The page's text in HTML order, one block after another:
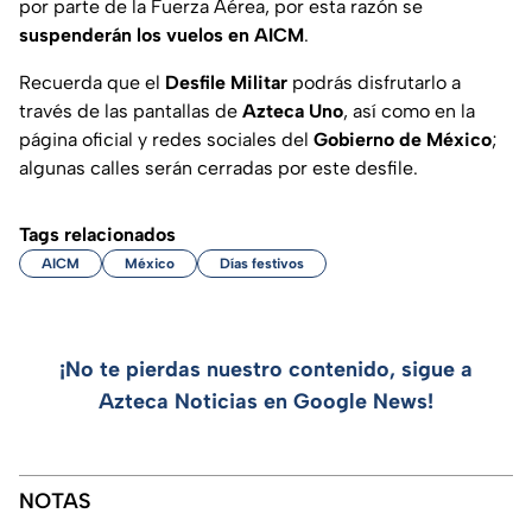
por parte de la Fuerza Aérea, por esta razón se
suspenderán los vuelos en AICM.
Recuerda que el Desfile Militar podrás disfrutarlo a
través de las pantallas de Azteca Uno, así como en la
página oficial y redes sociales del Gobierno de México;
algunas calles serán cerradas por este desfile.
Tags relacionados
AICM México Días festivos
¡No te pierdas nuestro contenido, sigue a
Azteca Noticias en Google News!
NOTAS